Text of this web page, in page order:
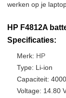
werken op je
HP F4812A
Specificaties:
Merk: HP
Type: Li-ion
Capaciteit:
Voltage: 14.80